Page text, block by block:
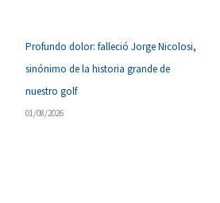
Profundo dolor: falleció Jorge Nicolosi,
sinónimo de la historia grande de
nuestro golf
01/08/2026